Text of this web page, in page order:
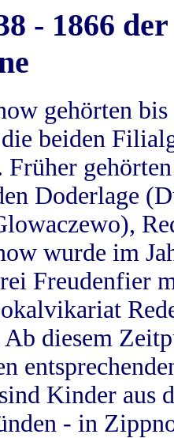
- 1866
gehörten
beiden
Früher
Doderlage
wurde im
Freudenfier
diesem
Kinder aus
- in